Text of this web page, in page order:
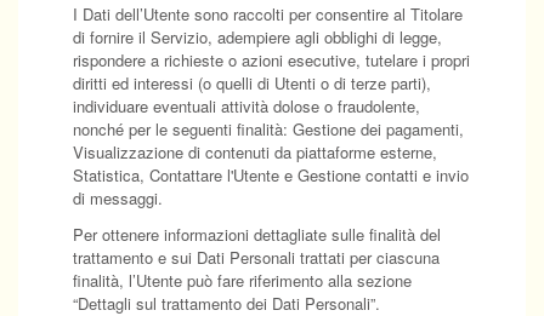
I Dati dell’Utente sono raccolti per consentire al Titolare
di fornire il Servizio, adempiere agli obblighi di legge,
rispondere a richieste o azioni esecutive, tutelare i propri
diritti ed interessi (o quelli di Utenti o di terze parti),
individuare eventuali attività dolose o fraudolente,
nonché per le seguenti finalità: Gestione dei pagamenti,
Visualizzazione di contenuti da piattaforme esterne,
Statistica, Contattare l'Utente e Gestione contatti e invio
di messaggi.
Per ottenere informazioni dettagliate sulle finalità del
trattamento e sui Dati Personali trattati per ciascuna
finalità, l’Utente può fare riferimento alla sezione
“Dettagli sul trattamento dei Dati Personali”.